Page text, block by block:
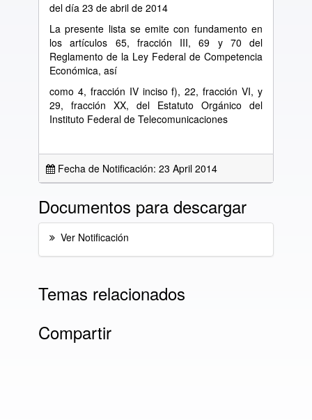
del día 23 de abril de 2014
La presente lista se emite con fundamento en
los artículos 65, fracción III, 69 y 70 del
Reglamento de la Ley Federal de Competencia
Económica, así
como 4, fracción IV inciso f), 22, fracción VI, y
29, fracción XX, del Estatuto Orgánico del
Instituto Federal de Telecomunicaciones
Fecha de Notificación: 23 April 2014
Documentos para descargar
Ver Notificación
Temas relacionados
Compartir